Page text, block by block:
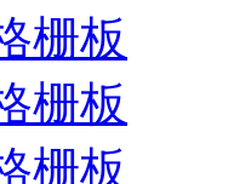
栅板
栅板
栅板